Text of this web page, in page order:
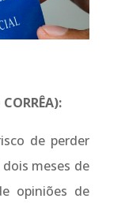
de perder
meses de
opiniões de